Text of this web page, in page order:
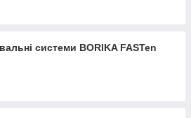
системи BORIKA FASTen